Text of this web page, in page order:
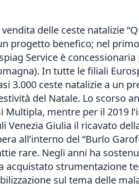
delle ceste natalizie
progetto benefico; nel
Service è
In tutte le filiali
3.000 ceste natalizie a un
del Natale. Lo scorso
Multipla, mentre per il 2019
Venezia Giulia il ricavato
all’interno del “Burlo
rare. Negli anni ha
strumentazione
sul tema delle